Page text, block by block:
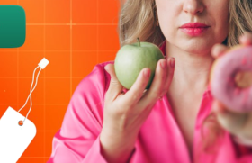
физически
чем женщины